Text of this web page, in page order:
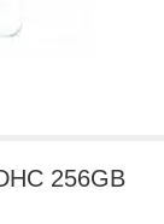
256GB